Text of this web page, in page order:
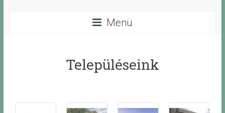
Menü
Településeink